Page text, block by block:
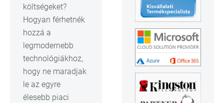
költségeket?
Hogyan férhetnék
hozzá a
legmodernebb
technológiákhoz,
hogy ne maradjak
le az egyre
élesebb piaci